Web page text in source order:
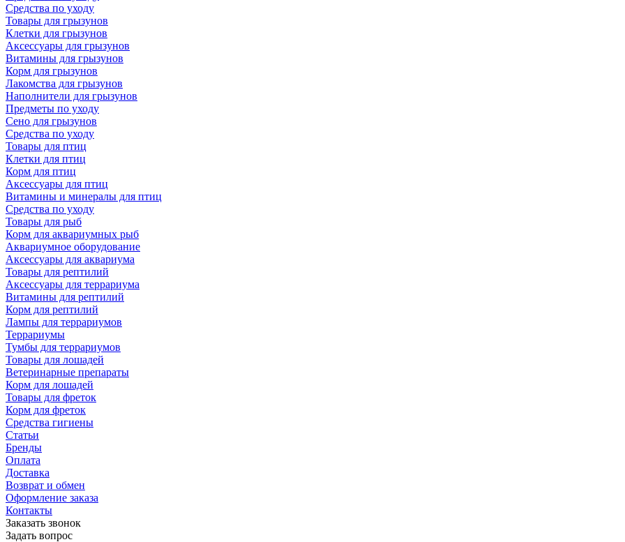
Средства по уходу
Товары для грызунов
Клетки для грызунов
Аксессуары для грызунов
Витамины для грызунов
Корм для грызунов
Лакомства для грызунов
Наполнители для грызунов
Предметы по уходу
Сено для грызунов
Средства по уходу
Товары для птиц
Клетки для птиц
Корм для птиц
Аксессуары для птиц
Витамины и минералы для птиц
Средства по уходу
Товары для рыб
Корм для аквариумных рыб
Аквариумное оборудование
Аксессуары для аквариума
Товары для рептилий
Аксессуары для террариума
Витамины для рептилий
Корм для рептилий
Лампы для террариумов
Террариумы
Тумбы для террариумов
Товары для лошадей
Ветеринарные препараты
Корм для лошадей
Товары для фреток
Корм для фреток
Средства гигиены
Статьи
Бренды
Оплата
Доставка
Возврат и обмен
Оформление заказа
Контакты
Заказать звонок
Задать вопрос